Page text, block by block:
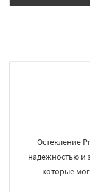
Остекление
надежностью и
которые